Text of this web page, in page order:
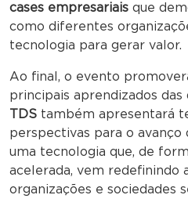
cases empresariais que
como diferentes
tecnologia para gerar valor.
Ao final, o evento
principais aprendizados das
TDS também apresentará
perspectivas para o
uma tecnologia que, de
acelerada, vem redefinindo
organizações e sociedades